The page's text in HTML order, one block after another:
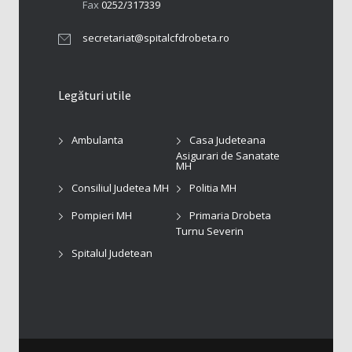
Fax0252/317339
secretariat@spitalcfdrobeta.ro
Legături utile
Ambulanta
Casa Judeteana
Asigurari de Sanatate
MH
Consiliul Judetea MH
Politia MH
Pompieri MH
Primaria Drobeta
Turnu Severin
Spitalul Judetean